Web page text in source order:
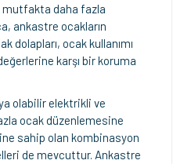
mutfakta daha fazla
ankastre ocakların
dolapları, ocak kullanımı
karşı bir koruma
olabilir elektrikli ve
ocak düzenlemesine
sahip olan kombinasyon
de mevcuttur. Ankastre